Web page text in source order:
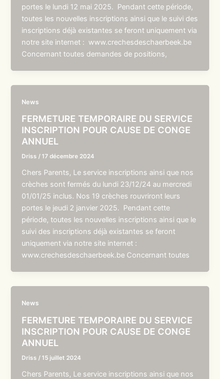
portes le lundi 12 mai 2025. Pendant cette période,
toutes les nouvelles inscriptions ainsi que le suivi des
inscriptions déjà existantes se feront uniquement via
notre site internet : www.crechesdeschaerbeek.be
Concernant toutes demandes de positions,
News
FERMETURE TEMPORAIRE DU SERVICE
INSCRIPTION POUR CAUSE DE CONGE
ANNUEL
Driss /17 décembre 2024
Chers Parents, Le service inscriptions ainsi que nos
crèches sont fermés du lundi 23/12/24 au mercredi
01/01/25 inclus. Nos 19 crèches rouvriront leurs
portes le jeudi 2 janvier 2025. Pendant cette
période, toutes les nouvelles inscriptions ainsi que le
suivi des inscriptions déjà existantes se feront
uniquement via notre site internet :
www.crechesdeschaerbeek.be Concernant toutes
News
FERMETURE TEMPORAIRE DU SERVICE
INSCRIPTION POUR CAUSE DE CONGE
ANNUEL
Driss /15 juillet 2024
Chers Parents, Le service inscriptions ainsi que nos